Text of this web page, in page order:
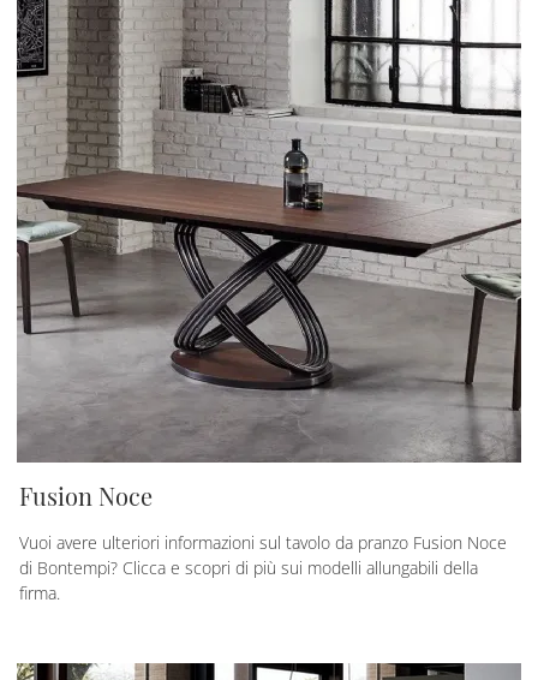
Fusion Noce
Vuoi avere ulteriori informazioni sul tavolo da pranzo Fusion Noce
di Bontempi? Clicca e scopri di più sui modelli allungabili della
firma.